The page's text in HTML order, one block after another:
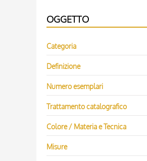
OGGETTO
Categoria
Definizione
Numero esemplari
Trattamento catalografico
Colore / Materia e Tecnica
Misure